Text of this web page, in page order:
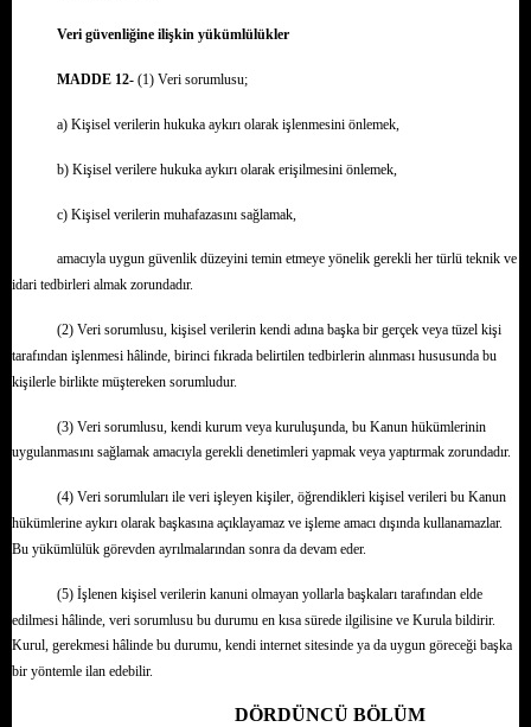
Veri güvenliğine ilişkin yükümlülükler
MADDE 12-(1) Veri sorumlusu;
a) Kişisel verilerin hukuka aykırı olarak işlenmesini önlemek,
b) Kişisel verilere hukuka aykırı olarak erişilmesini önlemek,
c) Kişisel verilerin muhafazasını sağlamak,
amacıyla uygun güvenlik düzeyini temin etmeye yönelik gerekli her türlü teknik ve
idari tedbirleri almak zorundadır.
(2) Veri sorumlusu, kişisel verilerin kendi adına başka bir gerçek veya tüzel kişi
tarafından işlenmesi hâlinde, birinci fıkrada belirtilen tedbirlerin alınması hususunda bu
kişilerle birlikte müştereken sorumludur.
(3) Veri sorumlusu, kendi kurum veya kuruluşunda, bu Kanun hükümlerinin
uygulanmasını sağlamak amacıyla gerekli denetimleri yapmak veya yaptırmak zorundadır.
(4) Veri sorumluları ile veri işleyen kişiler, öğrendikleri kişisel verileri bu Kanun
hükümlerine aykırı olarak başkasına açıklayamaz ve işleme amacı dışında kullanamazlar.
Bu yükümlülük görevden ayrılmalarından sonra da devam eder.
(5) İşlenen kişisel verilerin kanuni olmayan yollarla başkaları tarafından elde
edilmesi hâlinde, veri sorumlusu bu durumu en kısa sürede ilgilisine ve Kurula bildirir.
Kurul, gerekmesi hâlinde bu durumu, kendi internet sitesinde ya da uygun göreceği başka
bir yöntemle ilan edebilir.
DÖRDÜNCÜ BÖLÜM